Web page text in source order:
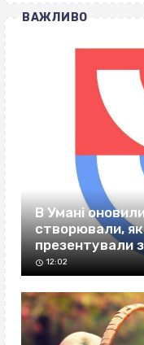
ВАЖЛИВО
В Умані
створювали,
презентували
12:02